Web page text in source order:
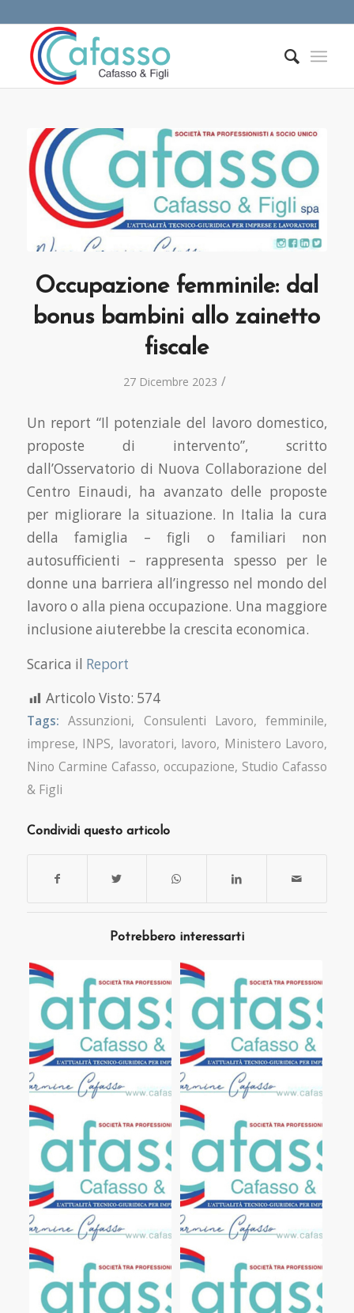
Occupazione femminile: dal
bonus bambini allo zainetto
fiscale
27 Dicembre 2023 /
Un report “Il potenziale del lavoro domestico,
proposte di intervento”, scritto
dall’Osservatorio di Nuova Collaborazione del
Centro Einaudi, ha avanzato delle proposte
per migliorare la situazione. In Italia la cura
della famiglia – figli o familiari non
autosufficienti – rappresenta spesso per le
donne una barriera all’ingresso nel mondo del
lavoro o alla piena occupazione. Una maggiore
inclusione aiuterebbe la crescita economica.
Scarica il Report
Articolo Visto: 574
Tags: Assunzioni, Consulenti Lavoro,femminile,
imprese, INPS, lavoratori, lavoro, Ministero Lavoro,
Nino Carmine Cafasso,occupazione, Studio Cafasso
& Figli
Condividi questo articolo
Potrebbero interessarti